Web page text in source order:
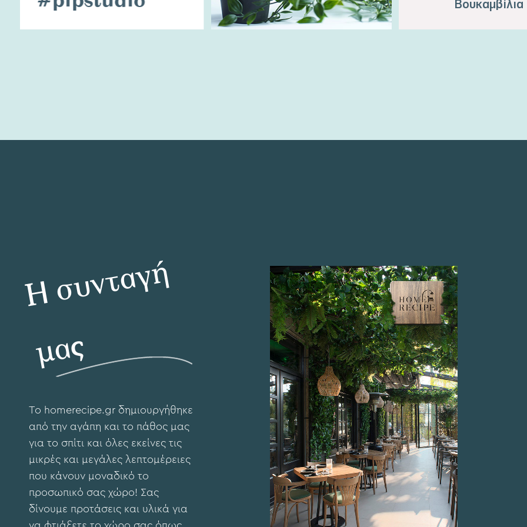
Βουκαμβίλια
Η
σ
υ
ν
τ
α
γ
ή
μ
α
ς
To hοmerecipe.gr δημιουργήθηκε
από την αγάπη και το πάθος μας
για το σπίτι και όλες εκείνες τις
μικρές και μεγάλες λεπτομέρειες
που κάνουν μοναδικό το
προσωπικό σας χώρο! Σας
δίνουμε προτάσεις και υλικά για